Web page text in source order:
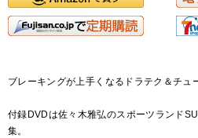
ブレーキングが上手くなるドラテク＆チュ
付録DVDは佐々木雅弘のスポーツランド
集。